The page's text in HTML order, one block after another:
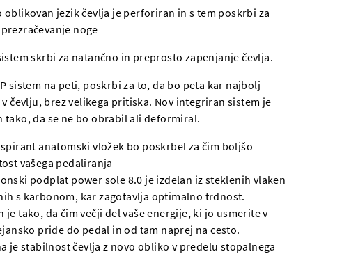
oblikovan jezik čevlja je perforiran in s tem poskrbi za
noge
skrbi za natančno in preprosto zapenjanje čevlja.
sistem na peti, poskrbi za to, da bo peta kar najbolj
čevlju, brez velikega pritiska. Nov integriran sistem je
tako, da se ne bo obrabil ali deformiral.
anatomski vložek bo poskrbel za čim boljšo
vašega pedaliranja
podplat power sole 8.0 je izdelan iz steklenih vlaken
s karbonom, kar zagotavlja optimalno trdnost.
je tako, da čim večji del vaše energije, ki jo usmerite v
pride do pedal in od tam naprej na cesto.
je stabilnost čevlja z novo obliko v predelu stopalnega